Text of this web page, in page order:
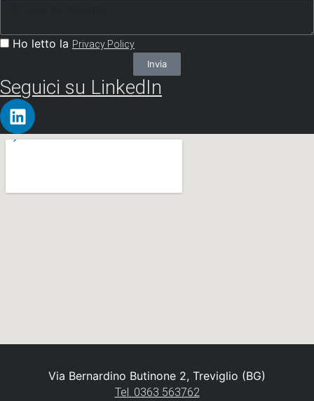
Ho letto la Privacy Policy
Invia
Seguici su LinkedIn
Via Bernardino Butinone 2, Treviglio (BG)
Tel. 0363 563762